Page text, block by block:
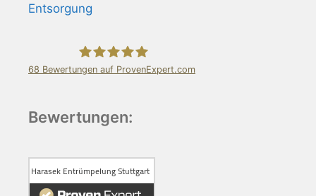
Entsorgung
68 Bewertungen auf ProvenExpert.com
Bewertungen: